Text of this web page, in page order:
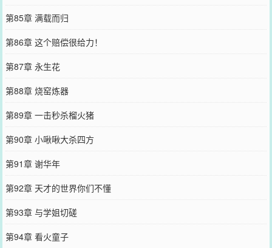
第85章 满载而归
第86章 这个赔偿很给力！
第87章 永生花
第88章 烧窑炼器
第89章 一击秒杀榴火猪
第90章 小啾啾大杀四方
第91章 谢华年
第92章 天才的世界你们不懂
第93章 与学姐切磋
第94章 看火童子